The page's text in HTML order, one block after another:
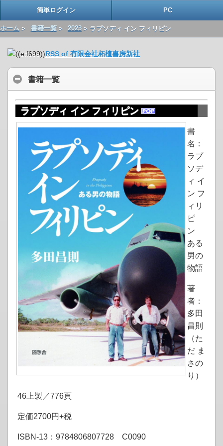
簡単ログイン PC
ホーム > 書籍一覧> 2023 > ラプソディ イン フィリピン
RSS of 有限会社柘植書房新社
書籍一覧
ラプソディ イン フィリピン
書
名：
ラプ
ソデ
ィ イ
ン フ
ィリ
ピ
ン
ある
男の
物語
著
者：
多田
昌則
（た
だ ま
さの
り）
46上製／776頁
定価2700円+税
ISBN-13：9784806807728 C0090